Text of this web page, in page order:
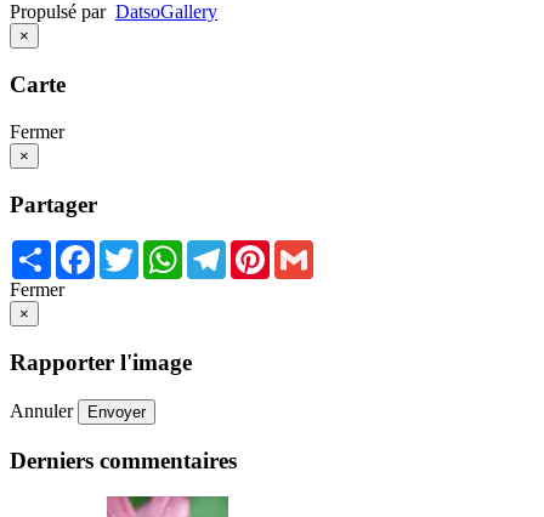
Propulsé par DatsoGallery
×
Carte
Fermer
×
Partager
Share Facebook
TwitterWhatsApp
TelegramPinterest
Fermer
×
Rapporter l'image
Annuler Envoyer
Derniers commentaires